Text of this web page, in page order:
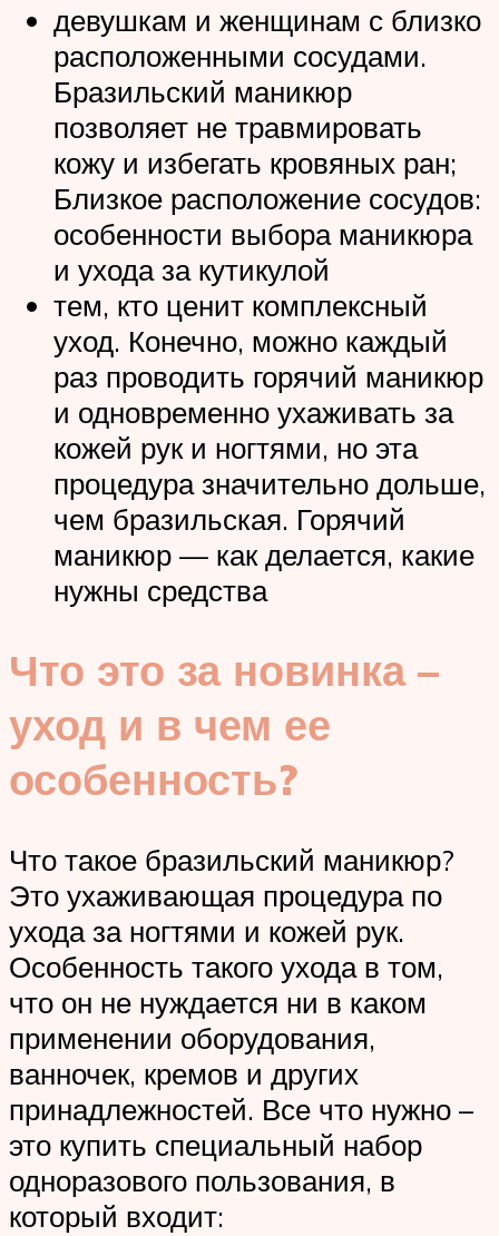
девушкам и женщинам с близко
расположенными сосудами.
Бразильский маникюр
позволяет не травмировать
кожу и избегать кровяных ран;
Близкое расположение сосудов:
особенности выбора маникюра
и ухода за кутикулой
тем, кто ценит комплексный
уход. Конечно, можно каждый
раз проводить горячий маникюр
и одновременно ухаживать за
кожей рук и ногтями, но эта
процедура значительно дольше,
чем бразильская. Горячий
маникюр — как делается, какие
нужны средства
Что это за новинка –
уход и в чем ее
особенность?
Что такое бразильский маникюр?
Это ухаживающая процедура по
ухода за ногтями и кожей рук.
Особенность такого ухода в том,
что он не нуждается ни в каком
применении оборудования,
ванночек, кремов и других
принадлежностей. Все что нужно –
это купить специальный набор
одноразового пользования, в
который входит: